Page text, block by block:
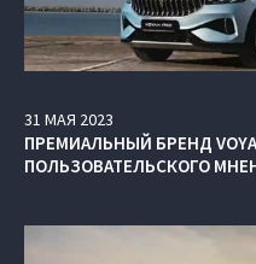
31 МАЯ 2023
ПРЕМИАЛЬНЫЙ БРЕНД
ПОЛЬЗОВАТЕЛЬСКОГО